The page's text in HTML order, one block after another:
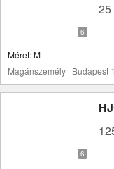
25
Méret: M
Magánszemély · Budapest